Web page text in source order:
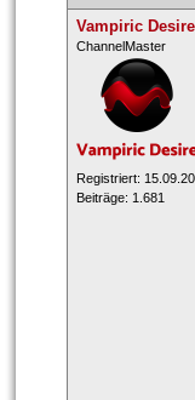
Vampiric Desire
​ChannelMaster
Registriert:
Beiträge: 1.681